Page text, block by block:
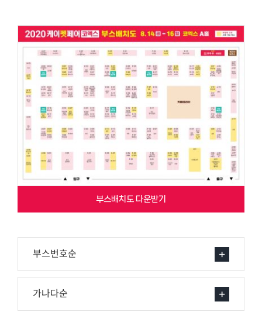
부스배치도 다운받기
부스번호순
가나다순